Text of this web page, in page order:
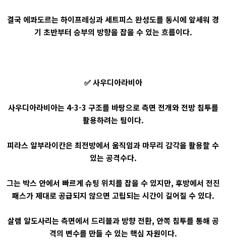
결국 에콰도르는 하이프레싱과 세트피스 완성도를 동시에 앞세워 경
기 초반부터 승부의 방향을 잡을 수 있는 흐름이다.
✅ 사우디아라비아
사우디아라비아는 4-3-3 구조를 바탕으로 측면 전개와 전방 침투를
활용하려는 팀이다.
피라스 알부라이칸은 최전방에서 움직임과 마무리 감각을 활용할 수
있는 공격수다.
그는 박스 안에서 빠르게 슈팅 위치를 잡을 수 있지만, 후방에서 전진
패스가 제대로 공급되지 않으면 고립되는 시간이 길어질 수 있다.
살렘 알도사리는 측면에서 드리블과 방향 전환, 안쪽 침투를 통해 공
격의 변수를 만들 수 있는 핵심 자원이다.